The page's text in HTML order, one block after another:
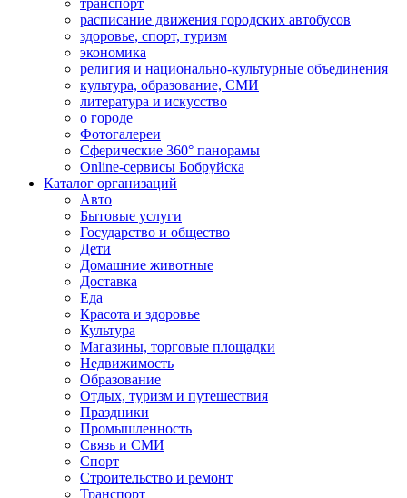
транспорт
расписание движения городских автобусов
здоровье, спорт, туризм
экономика
религия и национально-культурные объединения
культура, образование, СМИ
литература и искусство
о городе
Фотогалереи
Сферические 360° панорамы
Online-сервисы Бобруйска
Каталог организаций
Авто
Бытовые услуги
Государство и общество
Дети
Домашние животные
Доставка
Еда
Красота и здоровье
Культура
Магазины, торговые площадки
Недвижимость
Образование
Отдых, туризм и путешествия
Праздники
Промышленность
Связь и СМИ
Спорт
Строительство и ремонт
Транспорт